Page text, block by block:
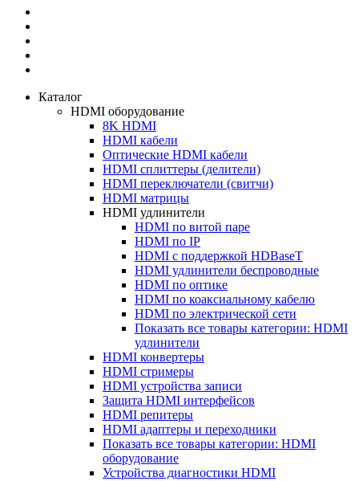
Каталог
HDMI оборудование
8K HDMI
HDMI кабели
Оптические HDMI кабели
HDMI сплиттеры (делители)
HDMI переключатели (свитчи)
HDMI матрицы
HDMI удлинители
HDMI по витой паре
HDMI по IP
HDMI с поддержкой HDBaseT
HDMI удлинители беспроводные
HDMI по оптике
HDMI по коаксиальному кабелю
HDMI по электрической сети
Показать все товары категории: HDMI
удлинители
HDMI конвертеры
HDMI стримеры
HDMI устройства записи
Защита HDMI интерфейсов
HDMI репитеры
HDMI адаптеры и переходники
Показать все товары категории: HDMI
оборудование
Устройства диагностики HDMI